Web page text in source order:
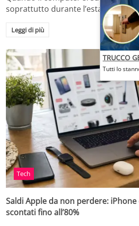
soprattutto durante l’estate o
Leggi di più
Tech
Saldi Apple da non perdere: iPhone
scontati fino all’80%
TRUCCO
Tutti lo